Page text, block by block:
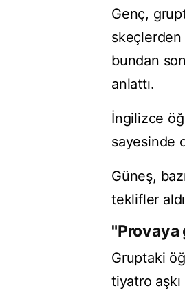
Genç,
skeçlerden
bundan
anlattı.
İngilizce
sayesinde
Güneş,
teklifler
Gruptaki
tiyatro